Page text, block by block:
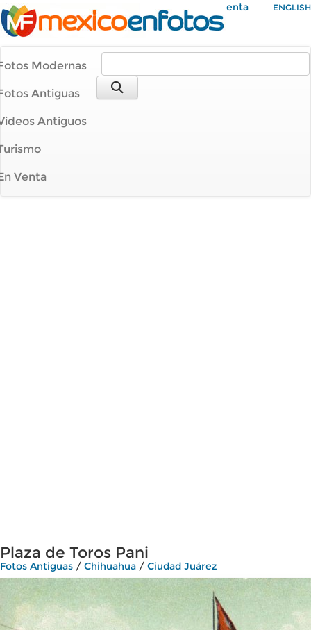
Mi Cuenta ENGLISH
Modernas
Antiguas
Antiguos
Venta
Plaza de Toros Pani
Fotos Antiguas / Chihuahua / Ciudad Juárez